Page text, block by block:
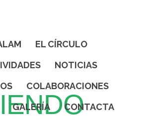
EL CÍRCULO
NOTICIAS
COLABORACIONES
GALERÍA
CONTACTA